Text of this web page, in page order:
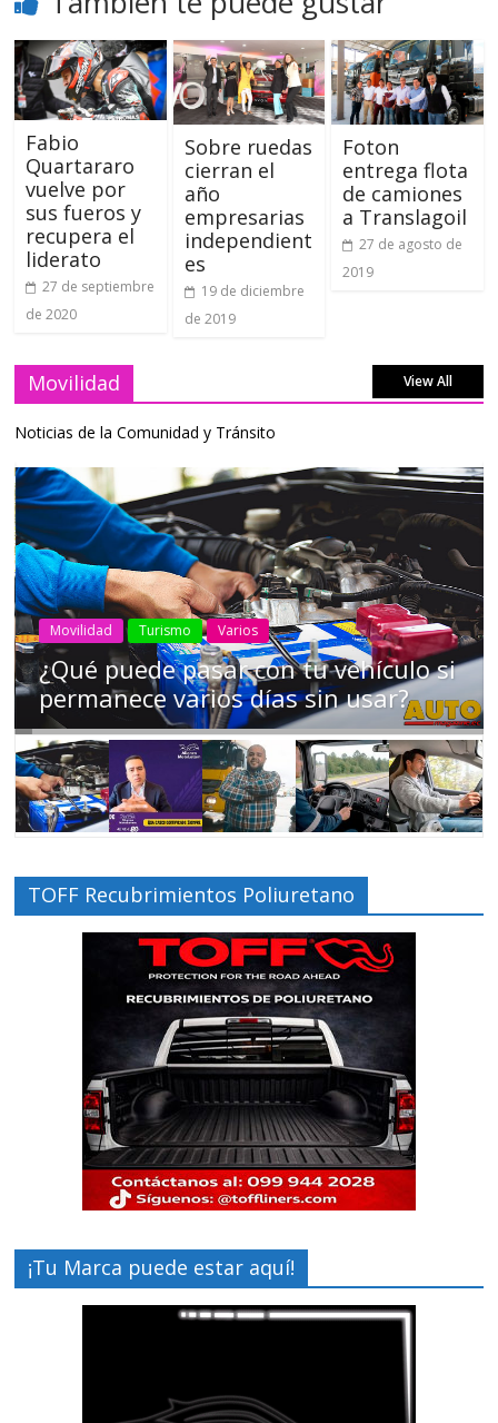
Fabio
Quartararo
vuelve por
sus fueros y
recupera el
liderato
27 de septiembre
de 2020
Sobre ruedas
cierran el
año
empresarias
independient
es
19 de diciembre
de 2019
Foton
entrega flota
de camiones
a Translagoil
27 de agosto de
2019
Movilidad View All
Noticias de la Comunidad y Tránsito
AEADE Industria Motociclismo Motos Movilidad
Campaña busca cambiar destino de
los motociclistas en la región
TOFF Recubrimientos Poliuretano
¡Tu Marca puede estar aquí!